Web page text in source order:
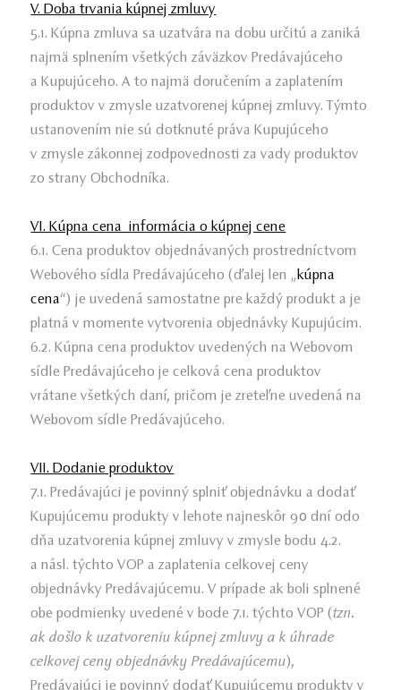
V. Doba trvania kúpnej zmluvy
5.1. Kúpna zmluva sa uzatvára na dobu určitú a zaniká
najmä splnením všetkých záväzkov Predávajúceho
a Kupujúceho. A to najmä doručením a zaplatením
produktov v zmysle uzatvorenej kúpnej zmluvy. Týmto
ustanovením nie sú dotknuté práva Kupujúceho
v zmysle zákonnej zodpovednosti za vady produktov
zo strany Obchodníka.
VI. Kúpna cena informácia o kúpnej cene
6.1. Cena produktov objednávaných prostredníctvom
Webového sídla Predávajúceho (ďalej len „kúpna
cena“) je uvedená samostatne pre každý produkt a je
platná v momente vytvorenia objednávky Kupujúcim.
6.2. Kúpna cena produktov uvedených na Webovom
sídle Predávajúceho je celková cena produktov
vrátane všetkých daní, pričom je zreteľne uvedená na
Webovom sídle Predávajúceho.
VII. Dodanie produktov
7.1. Predávajúci je povinný splniť objednávku a dodať
Kupujúcemu produkty v lehote najneskôr 90 dní odo
dňa uzatvorenia kúpnej zmluvy v zmysle bodu 4.2.
a násl. týchto VOP a zaplatenia celkovej ceny
objednávky Predávajúcemu. V prípade ak boli splnené
obe podmienky uvedené v bode 7.1. týchto VOP (tzn.
ak došlo k uzatvoreniu kúpnej zmluvy a k úhrade
celkovej ceny objednávky Predávajúcemu),
Predávajúci je povinný dodať Kupujúcemu produkty v